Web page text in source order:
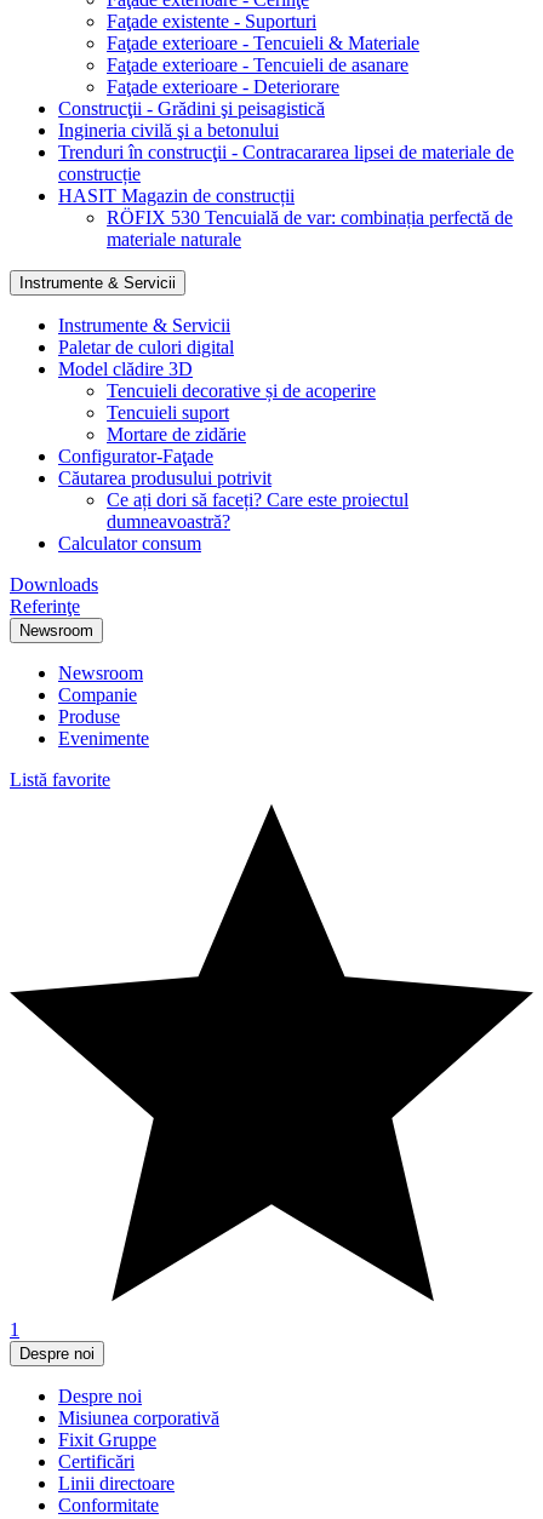
Faţade existente - Suporturi
Faţade exterioare - Tencuieli & Materiale
Faţade exterioare - Tencuieli de asanare
Faţade exterioare - Deteriorare
Construcţii - Grădini şi peisagistică
Ingineria civilă şi a betonului
Trenduri în construcţii - Contracararea lipsei de materiale de
construcție
HASIT Magazin de construcții
RÖFIX 530 Tencuială de var: combinația perfectă de
materiale naturale
Instrumente & Servicii
Instrumente & Servicii
Paletar de culori digital
Model clădire 3D
Tencuieli decorative și de acoperire
Tencuieli suport
Mortare de zidărie
Configurator-Faţade
Căutarea produsului potrivit
Ce ați dori să faceți? Care este proiectul
dumneavoastră?
Calculator consum
Downloads
Referinţe
Newsroom
Newsroom
Companie
Produse
Evenimente
Listă favorite
1
Despre noi
Despre noi
Misiunea corporativă
Fixit Gruppe
Certificări
Linii directoare
Conformitate